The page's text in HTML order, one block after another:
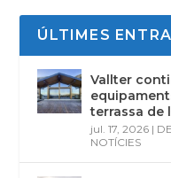
ÚLTIMES
Vallter
terrassa de
jul. 17, 2026 |
NOTÍCIES